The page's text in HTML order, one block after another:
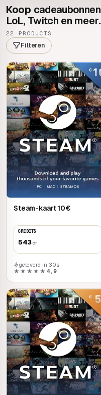
Koop
LoL, Twitch en meer.
22 PRODUCTS
Filteren
PC
Steam-kaart 10€
CREDITS
543cr
geleverd in 30s
★★★★★ 4,9
PC